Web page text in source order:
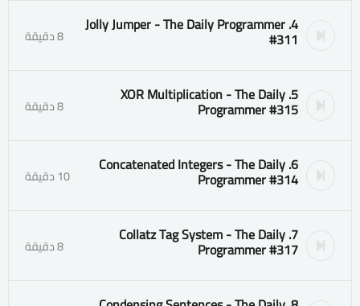
4. Jolly Jumper - The Daily Programmer
#311 8 دقيقة
5. XOR Multiplication - The Daily
Programmer #315 8 دقيقة
6. Concatenated Integers - The Daily
Programmer #314 10 دقيقة
7. Collatz Tag System - The Daily
Programmer #317 8 دقيقة